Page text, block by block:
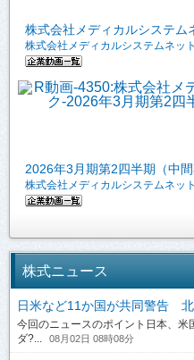
株式会社メディカルシステム
株式会社メディカルシステムネッ
2026年3月期第2四半期（中
株式会社メディカルシステムネッ
株式ニュース
日米など11か国が共同警告 北
今回のニュースのポイント日本、
ダ?...
08月02日 08時08分